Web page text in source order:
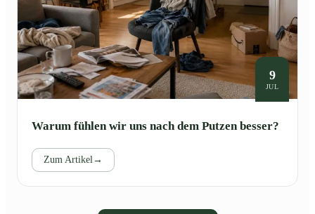
9
JUL
Warum fühlen wir uns nach dem Putzen besser?
Zum Artikel→